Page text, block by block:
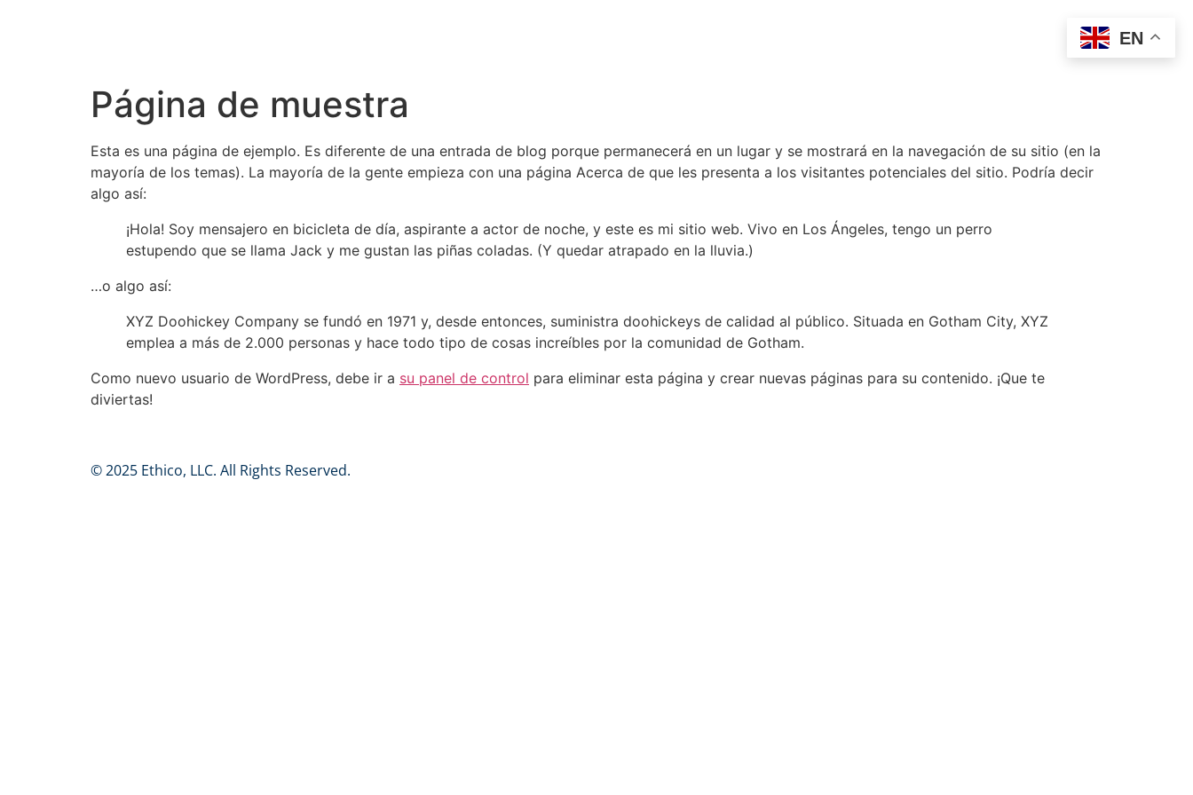
Página de muestra
Esta es una página de ejemplo. Es diferente de una entrada de blog porque permanecerá en un lugar y se mostrará en la navegación de su sitio (en la
mayoría de los temas). La mayoría de la gente empieza con una página Acerca de que les presenta a los visitantes potenciales del sitio. Podría decir
algo así:
¡Hola! Soy mensajero en bicicleta de día, aspirante a actor de noche, y este es mi sitio web. Vivo en Los Ángeles, tengo un perro
estupendo que se llama Jack y me gustan las piñas coladas. (Y quedar atrapado en la lluvia.)
…o algo así:
XYZ Doohickey Company se fundó en 1971 y, desde entonces, suministra doohickeys de calidad al público. Situada en Gotham City, XYZ
emplea a más de 2.000 personas y hace todo tipo de cosas increíbles por la comunidad de Gotham.
Como nuevo usuario de WordPress, debe ir a su panel de control para eliminar esta página y crear nuevas páginas para su contenido. ¡Que te
diviertas!
© 2025 Ethico, LLC. All Rights Reserved.
EN